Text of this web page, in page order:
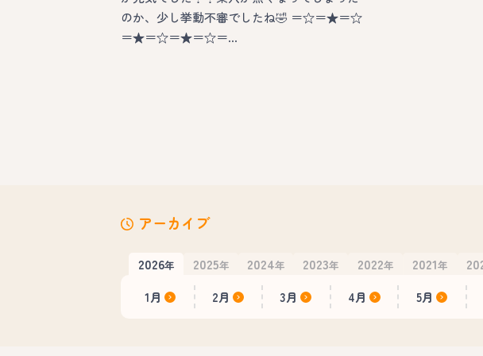
のか、少し挙動不審でしたね🤣 ＝☆＝★＝☆
＝★＝☆＝★＝☆＝…
アーカイブ
2026年 2025年 2024年 2023年 2022年 2021年
1月 2月 3月 4月 5月